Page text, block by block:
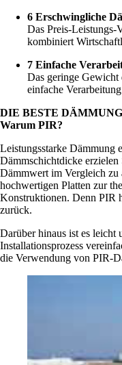
6 Erschwingliche
Das Preis-Leistungs-
kombiniert
7 Einfache
Das geringe Gewicht
einfache
DIE BESTE DÄMMUNG
Warum PIR?
Leistungsstarke Dämmung
Dämmschichtdicke erzielen
Dämmwert im Vergleich zu
hochwertigen Platten zur
Konstruktionen. Denn PIR
zurück.
Darüber hinaus ist es leicht
Installationsprozess
die Verwendung von PIR-